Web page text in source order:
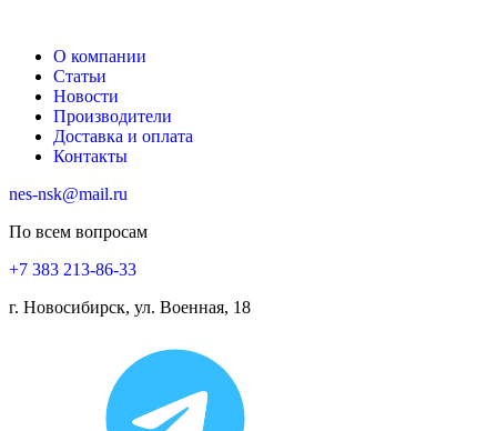
О компании
Статьи
Новости
Производители
Доставка и оплата
Контакты
nes-nsk@mail.ru
По всем вопросам
+7 383 213-86-33
г. Новосибирск, ул. Военная, 18